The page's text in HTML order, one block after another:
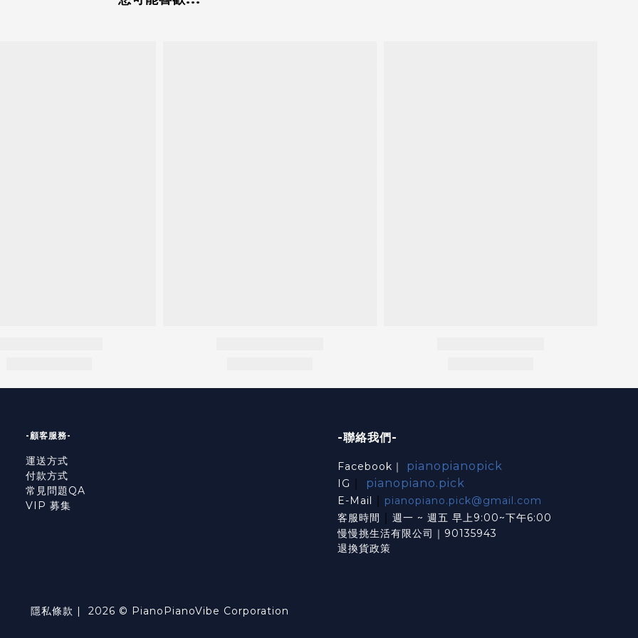
-顧客服務-
運送方式
付款方式
常見問題QA
VIP 募集
-聯絡我們-
Facebook｜ pianopianopick
IG ｜ pianopiano.pick
E-Mail ｜ pianopiano.pick@gmail.com
客服時間 ｜ 週一 ~ 週五 早上9:00~下午6:00
慢慢挑生活有限公司｜90135943
退換貨政策
隱私條款 | 2026 © PianoPianoVibe Corporation